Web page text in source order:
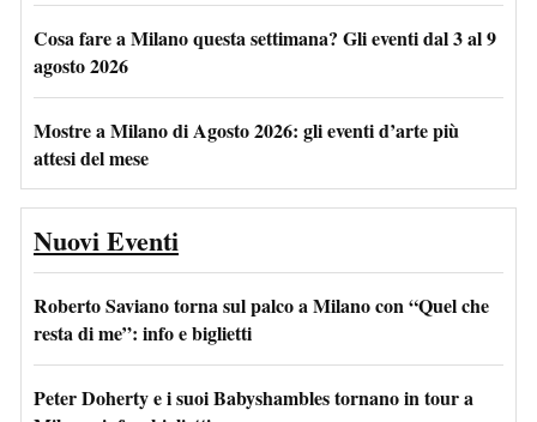
Cosa fare a Milano questa settimana? Gli eventi dal 3 al 9
agosto 2026
Mostre a Milano di Agosto 2026: gli eventi d’arte più
attesi del mese
Nuovi Eventi
Roberto Saviano torna sul palco a Milano con “Quel che
resta di me”: info e biglietti
Peter Doherty e i suoi Babyshambles tornano in tour a